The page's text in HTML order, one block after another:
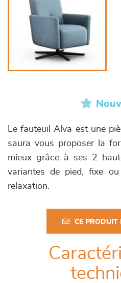
Le fauteuil Alva est une
saura vous proposer la
mieux grâce à ses 2
variantes de pied, fixe
relaxation.
CE PRODUIT